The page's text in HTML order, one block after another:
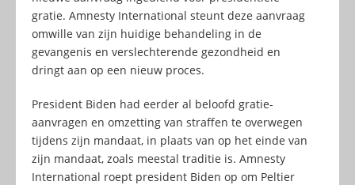
gratie. Amnesty International steunt deze aanvraag
omwille van zijn huidige behandeling in de
gevangenis en verslechterende gezondheid en
dringt aan op een nieuw proces.
President Biden had eerder al beloofd gratie-
aanvragen en omzetting van straffen te overwegen
tijdens zijn mandaat, in plaats van op het einde van
zijn mandaat, zoals meestal traditie is. Amnesty
International roept president Biden op om Peltier